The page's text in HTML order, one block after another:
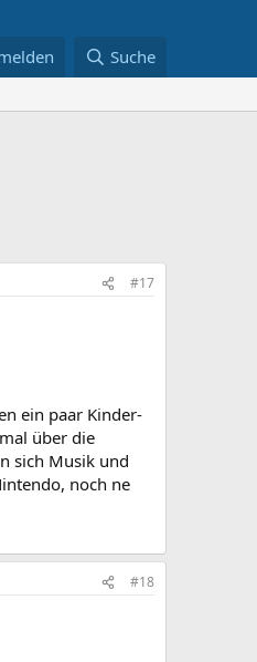
Suche
#17
ein paar Kinder-
über die
sich Musik und
noch ne
#18